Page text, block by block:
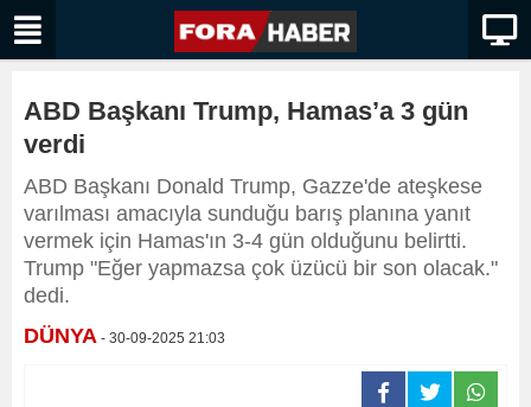
ABD Başkanı Trump, Hamas’a 3 gün
verdi
ABD Başkanı Donald Trump, Gazze'de ateşkese
varılması amacıyla sunduğu barış planına yanıt
vermek için Hamas'ın 3-4 gün olduğunu belirtti.
Trump "Eğer yapmazsa çok üzücü bir son olacak."
dedi.
DÜNYA - 30-09-2025 21:03